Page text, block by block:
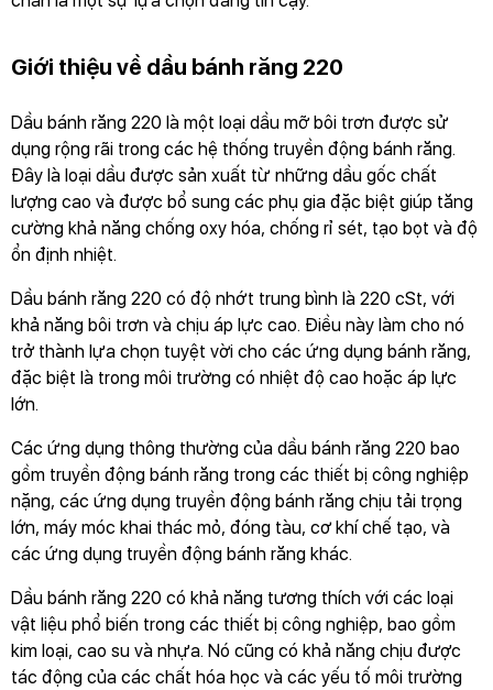
Giới thiệu về dầu bánh răng 220
Dầu bánh răng 220 là một loại dầu mỡ bôi trơn được sử
dụng rộng rãi trong các hệ thống truyền động bánh răng.
Đây là loại dầu được sản xuất từ những dầu gốc chất
lượng cao và được bổ sung các phụ gia đặc biệt giúp tăng
cường khả năng chống oxy hóa, chống rỉ sét, tạo bọt và độ
ổn định nhiệt.
Dầu bánh răng 220 có độ nhớt trung bình là 220 cSt, với
khả năng bôi trơn và chịu áp lực cao. Điều này làm cho nó
trở thành lựa chọn tuyệt vời cho các ứng dụng bánh răng,
đặc biệt là trong môi trường có nhiệt độ cao hoặc áp lực
lớn.
Các ứng dụng thông thường của dầu bánh răng 220 bao
gồm truyền động bánh răng trong các thiết bị công nghiệp
nặng, các ứng dụng truyền động bánh răng chịu tải trọng
lớn, máy móc khai thác mỏ, đóng tàu, cơ khí chế tạo, và
các ứng dụng truyền động bánh răng khác.
Dầu bánh răng 220 có khả năng tương thích với các loại
vật liệu phổ biến trong các thiết bị công nghiệp, bao gồm
kim loại, cao su và nhựa. Nó cũng có khả năng chịu được
tác động của các chất hóa học và các yếu tố môi trường